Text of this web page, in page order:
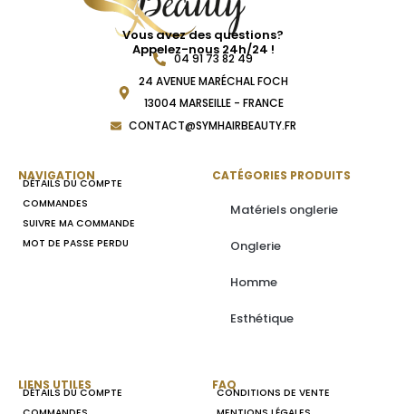
Vous avez des questions?
Appelez-nous 24h/24 !
04 91 73 82 49
24 AVENUE MARÉCHAL FOCH
13004 MARSEILLE - FRANCE
CONTACT@SYMHAIRBEAUTY.FR
NAVIGATION
DÉTAILS DU COMPTE
COMMANDES
SUIVRE MA COMMANDE
MOT DE PASSE PERDU
CATÉGORIES PRODUITS
Matériels onglerie
Onglerie
Homme
Esthétique
LIENS UTILES
DÉTAILS DU COMPTE
FAQ
CONDITIONS DE VENTE